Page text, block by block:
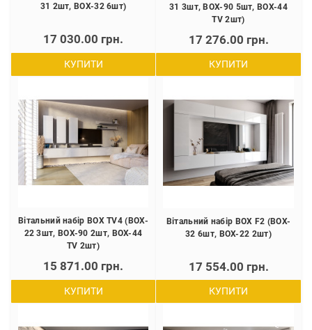
31 2шт, BOX-32 6шт)
17 030.00 грн.
КУПИТИ
31 3шт, BOX-90 5шт, BOX-44
TV 2шт)
17 276.00 грн.
КУПИТИ
Вітальний набір BOX TV4 (BOX-
22 3шт, BOX-90 2шт, BOX-44
TV 2шт)
15 871.00 грн.
КУПИТИ
Вітальний набір BOX F2 (BOX-
32 6шт, BOX-22 2шт)
17 554.00 грн.
КУПИТИ